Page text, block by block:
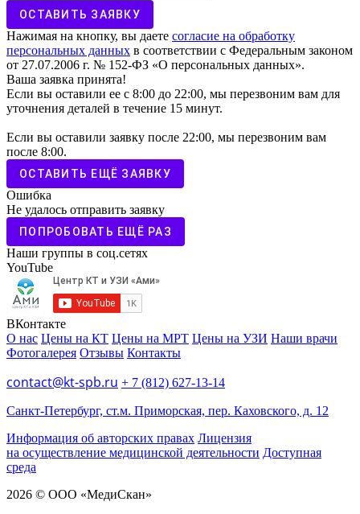
ОСТАВИТЬ ЗАЯВКУ
Нажимая на кнопку, вы даете согласие на обработку
персональных данных в соответствии с Федеральным законом
от 27.07.2006 г. № 152-ФЗ «О персональных данных».
Ваша заявка принята!
Если вы оставили ее с 8:00 до 22:00, мы перезвоним вам для
уточнения деталей в течение 15 минут.
Если вы оставили заявку после 22:00, мы перезвоним вам
после 8:00.
ОСТАВИТЬ ЕЩЁ ЗАЯВКУ
Ошибка
Не удалось отправить заявку
ПОПРОБОВАТЬ ЕЩЁ РАЗ
Наши группы в соц.сетях
YouTube
ВКонтакте
О нас Цены на КТ Цены на МРТ Цены на УЗИ Наши врачи
Фотогалерея Отзывы Контакты
contact@kt-spb.ru + 7 (812) 627-13-14
Санкт-Петербург, ст.м. Приморская, пер. Каховского, д. 12
Информация об авторских правах Лицензия
на осуществление медицинской деятельности Доступная
среда
2026 © ООО «МедиCкан»